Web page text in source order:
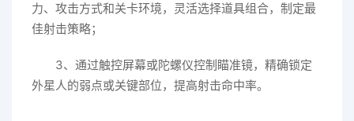
力、攻击方式和关卡环境，灵活选择道具组合，制定最
佳射击策略；
3、通过触控屏幕或陀螺仪控制瞄准镜，精确锁定
外星人的弱点或关键部位，提高射击命中率。